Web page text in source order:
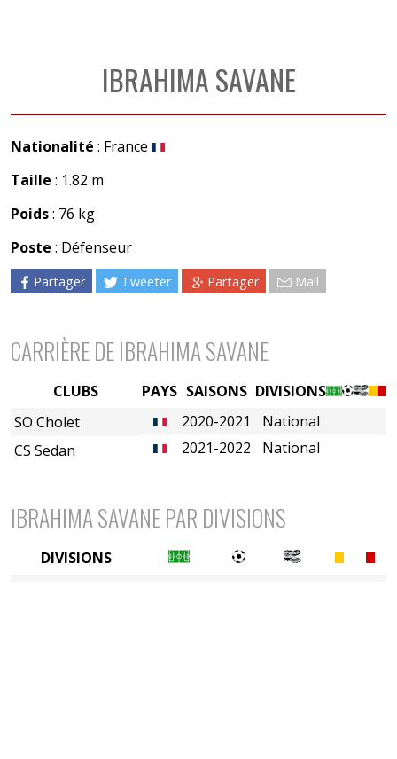
IBRAHIMA SAVANE
Nationalité : France
Taille : 1.82 m
Poids: 76 kg
Poste : Défenseur
Partager Tweeter Partager Mail
CARRIÈRE DE IBRAHIMA SAVANE
PAYS SAISONS DIVISIONS
2020-2021
National
2021-2022
National
CLUBS
SO Cholet
CS Sedan
IBRAHIMA SAVANE PAR DIVISIONS
DIVISIONS